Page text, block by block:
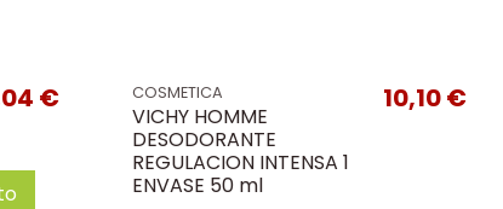
€ COSMETICA
VICHY HOMME
DESODORANTE
REGULACION INTENSA 1
ENVASE 50 ml
10,10 €